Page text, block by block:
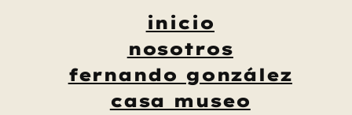
inicio
nosotros
fernando gonzález
casa museo